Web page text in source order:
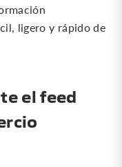
ligero y rápido de
el feed